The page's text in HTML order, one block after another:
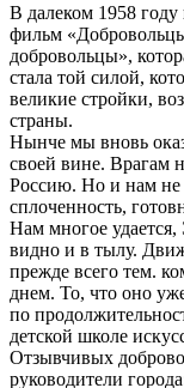
В далеком 1958
фильм
добровольцы»,
стала той силой,
великие стройки,
страны.
Нынче мы вновь
своей вине. Врагам
Россию. Но и нам не
сплоченность,
Нам многое
видно и в тылу.
прежде всего тем.
днем. То, что оно
по
детской школе
Отзывчивых
руководители